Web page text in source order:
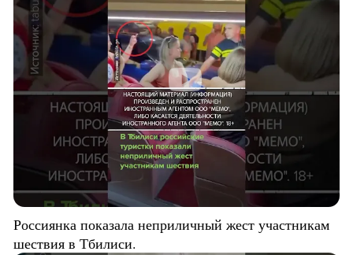
Россиянка показала неприличный жест участникам
шествия в Тбилиси.